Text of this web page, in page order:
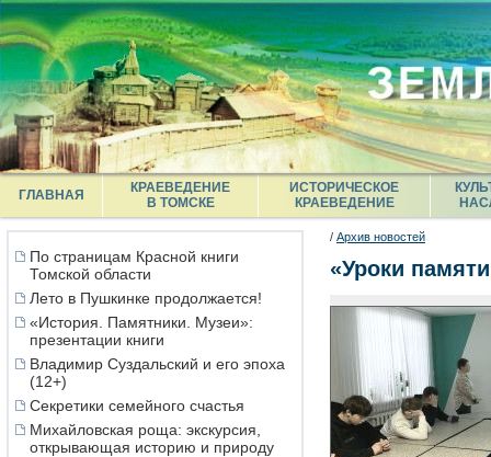
ГЛАВНАЯ
КРАЕВЕДЕНИЕ
В ТОМСКЕ
ИСТОРИЧЕСКОЕ
КРАЕВЕДЕНИЕ
По страницам Красной книги
Томской области
Лето в Пушкинке продолжается!
«История. Памятники. Музеи»:
презентации книги
Владимир Суздальский и его эпоха
(12+)
Секретики семейного счастья
Михайловская роща: экскурсия,
открывающая историю и природу
/ Архив новостей
«Уроки